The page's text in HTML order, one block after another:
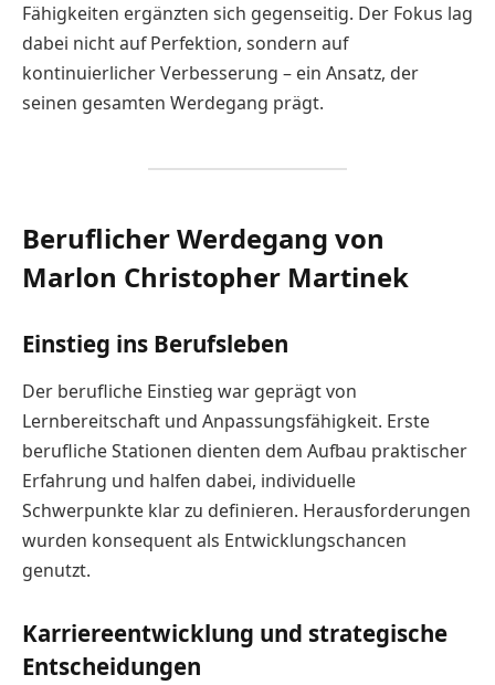
Fähigkeiten ergänzten sich gegenseitig. Der Fokus lag
dabei nicht auf Perfektion, sondern auf
kontinuierlicher Verbesserung – ein Ansatz, der
seinen gesamten Werdegang prägt.
Beruflicher Werdegang von
Marlon Christopher Martinek
Einstieg ins Berufsleben
Der berufliche Einstieg war geprägt von
Lernbereitschaft und Anpassungsfähigkeit. Erste
berufliche Stationen dienten dem Aufbau praktischer
Erfahrung und halfen dabei, individuelle
Schwerpunkte klar zu definieren. Herausforderungen
wurden konsequent als Entwicklungschancen
genutzt.
Karriereentwicklung und strategische
Entscheidungen